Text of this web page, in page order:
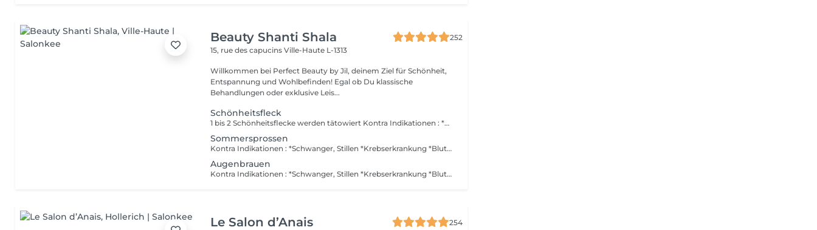
Beauty Shanti Shala
252
15, rue des capucinsVille-Haute L-1313
Willkommen bei Perfect Beauty by Jil, deinem Ziel für Schönheit,
Entspannung und Wohlbefinden! Egal ob Du klassische
Behandlungen oder exklusive Leis...
Schönheitsfleck
1 bis 2 Schönheitsflecke werden tätowiert Kontra Indikationen : *Schwanger, Stillen *Krebserkrankung *Blutverdünnungsmittel Keine Nachbehandlung im Preis inbegriffen. Kein Alkohol am vorigem Tag. Post Behandlung : *1Woche eine Creme auftragen, welche sie bei uns kaufen.
Sommersprossen
Kontra Indikationen : *Schwanger, Stillen *Krebserkrankung *Blutverdünnungsmittel Keine Nachbehandlung im Preis inbegriffen. Kein Alkohol am vorigem Tag. Post Behandlung : *1Woche eine Creme auftragen, welche sie bei uns kaufen.
Augenbrauen
Kontra Indikationen : *Schwanger, Stillen *Krebserkrankung *Blutverdünnungsmittel Kein Alkohol am vorigem Tag. Es ist keine Auffüllung im Pries inbegriffen. Wenn Sie eine lokale Anestesie wollen, müssen Sie eine ärtzliche Verschreibung ( Gesetz verlangt dies ) vorlegen um Allergien/Reaktionen zu vermeiden. Die Creme müssen Sie sich selbst in der Apotke besorgen. Post Behandlung : *1Woche eine Creme auftragen, welche sie bei uns kaufen.
Le Salon d’Anais
254